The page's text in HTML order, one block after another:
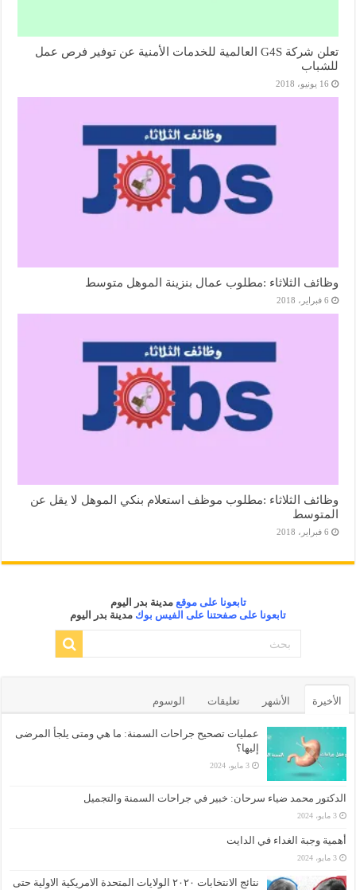
تعلن شركة G4S العالمية للخدمات الأمنية عن توفير فرص عمل
للشباب
16 يونيو، 2018
وظائف الثلاثاء :مطلوب عمال بنزينة الموهل متوسط
6 فبراير، 2018
وظائف الثلاثاء :مطلوب موظف استعلام بنكي الموهل لا يقل عن
المتوسط
6 فبراير، 2018
تابعونا على موقع مدينة بدر اليوم
تابعونا على صفحتنا على الفيس بوك مدينة بدر اليوم
الأخيرة الأشهر تعليقات الوسوم
عمليات تصحيح جراحات السمنة: ما هي ومتى يلجأ المرضى
إليها؟
3 مايو، 2024
الدكتور محمد ضياء سرحان: خبير في جراحات السمنة والتجميل
3 مايو، 2024
أهمية وجبة الغداء في الدايت
3 مايو، 2024
نتائج الانتخابات ٢٠٢٠ الولايات المتحدة الامريكية الاولية حتى